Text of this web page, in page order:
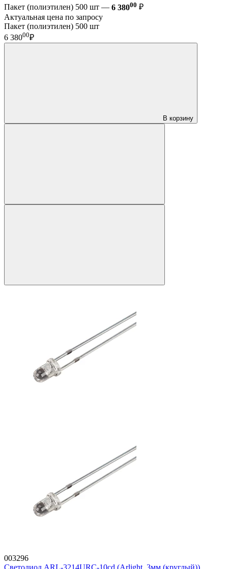
Пакет (полиэтилен) 500 шт — 6 38000 ₽
Актуальная цена по запросу
Пакет (полиэтилен) 500 шт
6 38000₽
В корзину
003296
Светодиод ARL-3214URC-10cd (Arlight, 3мм (круглый))